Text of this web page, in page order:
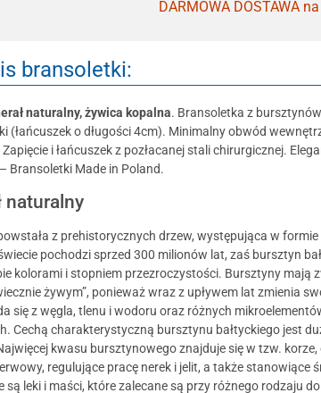
DARMOWA DOSTAWA
bransoletki:
naturalny, żywica kopalna. Bransoletka z
(łańcuszek o długości 4cm). Minimalny obwód
i łańcuszek z pozłacanej stali chirurgicznej.
Bransoletki Made in Poland.
naturalny
z prehistorycznych drzew, występująca w
pochodzi sprzed 300 milionów lat, zaś bursztyn
kolorami i stopniem przezroczystości. Bursztyny
żywym”, ponieważ wraz z upływem lat zmienia
się z węgla, tlenu i wodoru oraz różnych
Cechą charakterystyczną bursztynu bałtyckiego jest
kwasu bursztynowego znajduje się w tzw.
regulujące pracę nerek i jelit, a także
leki i maści, które zalecane są przy różnego rodzaju